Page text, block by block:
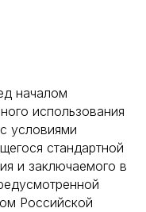
началом
использования
условиями
стандартной
и заключаемого в
Российской